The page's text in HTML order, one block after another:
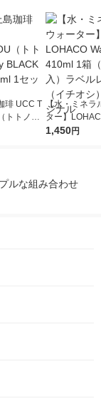
琲 UCC T
トトノ
無糖 5
【水・ミネラ
ター】
r 410ml 1箱（
1,450円
ルな組み合わせ